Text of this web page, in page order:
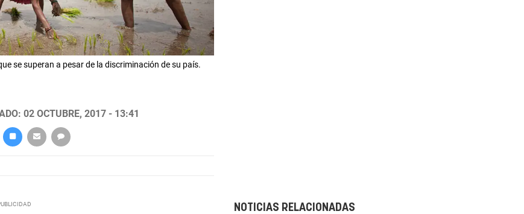
se superan a pesar de la discriminación de su país.
02 OCTUBRE, 2017 - 13:41
NOTICIAS RELACIONADAS